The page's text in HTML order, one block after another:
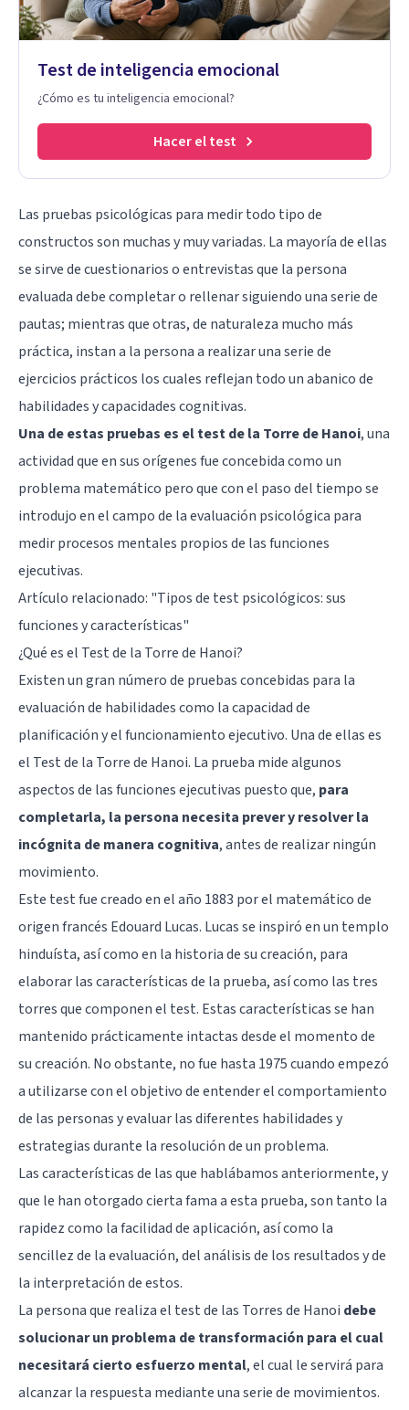
Test de inteligencia emocional
¿Cómo es tu inteligencia emocional?
Hacer el test
Las pruebas psicológicas para medir todo tipo de
constructos son muchas y muy variadas. La mayoría de ellas
se sirve de cuestionarios o entrevistas que la persona
evaluada debe completar o rellenar siguiendo una serie de
pautas; mientras que otras, de naturaleza mucho más
práctica, instan a la persona a realizar una serie de
ejercicios prácticos los cuales reflejan todo un abanico de
habilidades y capacidades cognitivas.
Una de estas pruebas es el test de la Torre de Hanoi, una
actividad que en sus orígenes fue concebida como un
problema matemático pero que con el paso del tiempo se
introdujo en el campo de la evaluación psicológica para
medir procesos mentales propios de las funciones
ejecutivas.
Artículo relacionado: "Tipos de test psicológicos: sus
funciones y características"
¿Qué es el Test de la Torre de Hanoi?
Existen un gran número de pruebas concebidas para la
evaluación de habilidades como la capacidad de
planificación y el funcionamiento ejecutivo. Una de ellas es
el Test de la Torre de Hanoi. La prueba mide algunos
aspectos de las funciones ejecutivas puesto que, para
completarla, la persona necesita prever y resolver la
incógnita de manera cognitiva, antes de realizar ningún
movimiento.
Este test fue creado en el año 1883 por el matemático de
origen francés Edouard Lucas. Lucas se inspiró en un templo
hinduísta, así como en la historia de su creación, para
elaborar las características de la prueba, así como las tres
torres que componen el test. Estas características se han
mantenido prácticamente intactas desde el momento de
su creación. No obstante, no fue hasta 1975 cuando empezó
a utilizarse con el objetivo de entender el comportamiento
de las personas y evaluar las diferentes habilidades y
estrategias durante la resolución de un problema.
Las características de las que hablábamos anteriormente, y
que le han otorgado cierta fama a esta prueba, son tanto la
rapidez como la facilidad de aplicación, así como la
sencillez de la evaluación, del análisis de los resultados y de
la interpretación de estos.
La persona que realiza el test de las Torres de Hanoi debe
solucionar un problema de transformación para el cual
necesitará cierto esfuerzo mental, el cual le servirá para
alcanzar la respuesta mediante una serie de movimientos.